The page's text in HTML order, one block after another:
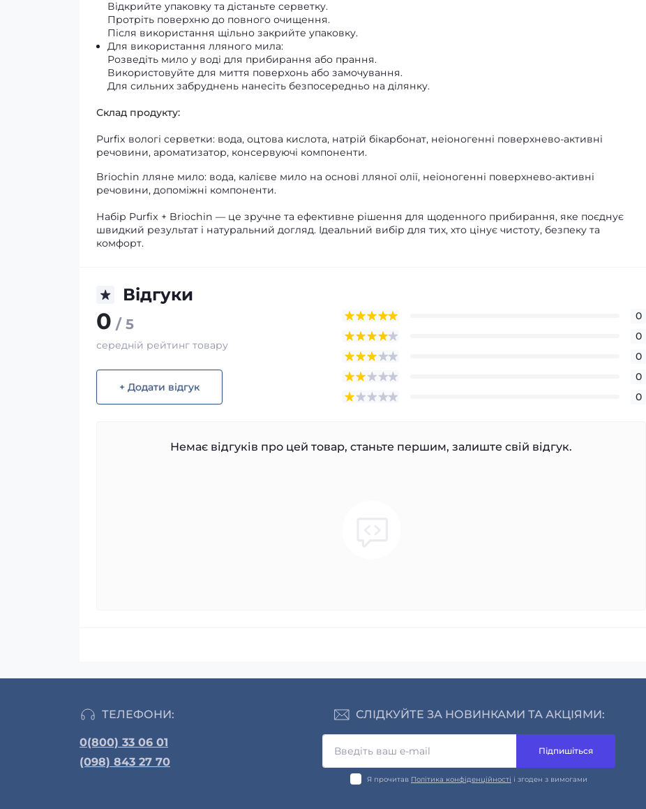
Відкрийте упаковку та дістаньте серветку.
Протріть поверхню до повного очищення.
Після використання щільно закрийте упаковку.
Для використання лляного мила:
Розведіть мило у воді для прибирання або прання.
Використовуйте для миття поверхонь або замочування.
Для сильних забруднень нанесіть безпосередньо на ділянку.
Склад продукту:
Purfix вологі серветки: вода, оцтова кислота, натрій бікарбонат, неіоногенні поверхнево-активні
речовини, ароматизатор, консервуючі компоненти.
Briochin лляне мило: вода, калієве мило на основі лляної олії, неіоногенні поверхнево-активні
речовини, допоміжні компоненти.
Набір Purfix + Briochin — це зручне та ефективне рішення для щоденного прибирання, яке поєднує
швидкий результат і натуральний догляд. Ідеальний вибір для тих, хто цінує чистоту, безпеку та
комфорт.
Відгуки
0 / 5
середній рейтинг товару
+ Додати відгук
0
0
0
0
0
Немає відгуків про цей товар, станьте першим, залиште свій відгук.
ТЕЛЕФОНИ:
0(800) 33 06 01
(098) 843 27 70
СЛІДКУЙТЕ ЗА НОВИНКАМИ ТА АКЦІЯМИ:
Підпишіться
Я прочитав Політика конфіденційності і згоден з вимогами